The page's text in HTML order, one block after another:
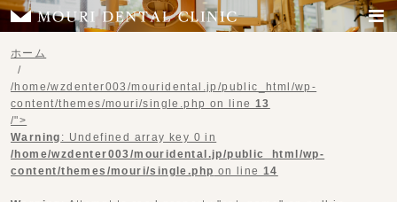
ホーム
/home/wzdenter003/mouridental.jp/public_html/wp-
content/themes/mouri/single.php on line 13
/">
Warning : Undefined array key 0 in
/home/wzdenter003/mouridental.jp/public_html/wp-
content/themes/mouri/single.php on line14